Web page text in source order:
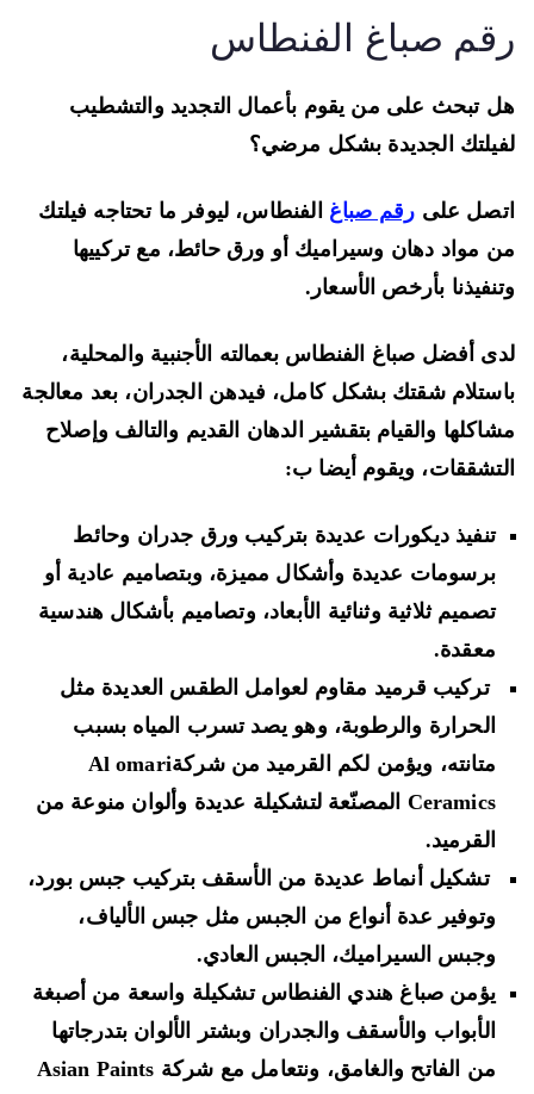
صباغ الفنطاس
تبحث على من يقوم بأعمال التجديد والتشطيب
الجديدة بشكل مرضي؟
علىرقم صباغالفنطاس، ليوفر ما تحتاجه فيلتك
مواد دهان وسيراميك أو ورق حائط، مع تركييها
بأرخص الأسعار.
أفضل صباغ الفنطاس بعمالته الأجنبية والمحلية،
شقتك بشكل كامل، فيدهن الجدران، بعد معالجة
والقيام بتقشير الدهان القديم والتالف وإصلاح
ويقوم أيضا ب:
تنفيذ ديكورات عديدة بتركيب ورق جدران وحائط
برسومات عديدة وأشكال مميزة، وبتصاميم عادية أو
تصميم ثلاثية وثنائية الأبعاد، وتصاميم بأشكال هندسية
معقدة.
تركيب قرميد مقاوم لعوامل الطقس العديدة مثل
الحرارة والرطوبة، وهو يصد تسرب المياه بسبب
متانته، ويؤمن لكم القرميد من شركةAl omari
Ceramics المصنّعة لتشكيلة عديدة وألوان منوعة من
القرميد.
تشكيل أنماط عديدة من الأسقف بتركيب جبس بورد،
وتوفير عدة أنواع من الجبس مثل جبس الألياف،
وجبس السيراميك، الجبس العادي.
يؤمن صباغ هندي الفنطاس تشكيلة واسعة من أصبغة
الأبواب والأسقف والجدران وبشتر الألوان بتدرجاتها
من الفاتح والغامق، ونتعامل مع شركة Asian Paints